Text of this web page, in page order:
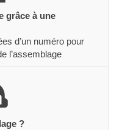
grâce à une
d’un numéro pour
l’assemblage
?